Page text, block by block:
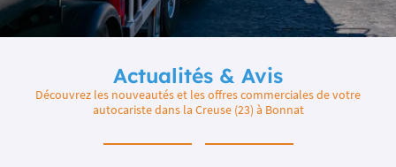
Actualités & Avis
Découvrez les nouveautés et les offres commerciales de votre
autocariste dans la Creuse (23) à Bonnat